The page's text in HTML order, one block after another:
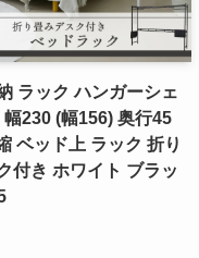
ラック ハンガーシェ
230 (幅156) 奥行45
ベッド上 ラック 折り
付き ホワイト ブラッ